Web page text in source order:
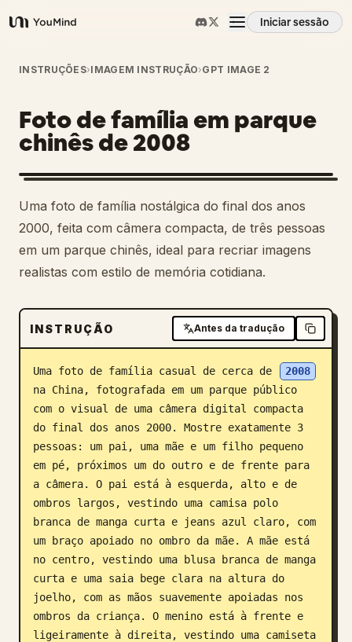
YouMind
Iniciar sessão
Visão geral
Casos de uso
Habilidades
Prompts
Preços
Transferir
Blogue
Atualizações
INSTRUÇÕES›IMAGEM INSTRUÇÃO›GPT IMAGE 2
Foto de família em parque
chinês de 2008
Uma foto de família nostálgica do final dos anos
2000, feita com câmera compacta, de três pessoas
em um parque chinês, ideal para recriar imagens
realistas com estilo de memória cotidiana.
INSTRUÇÃO Antes da tradução
Uma foto de família casual de cerca de
2008
na China, fotografada em um parque público
com o visual de uma câmera digital compacta
do final dos anos 2000. Mostre exatamente 3
pessoas: um pai, uma mãe e um filho pequeno
em pé, próximos um do outro e de frente para
a câmera. O pai está à esquerda, alto e de
ombros largos, vestindo uma camisa polo
branca de manga curta e jeans azul claro, com
um braço apoiado no ombro da mãe. A mãe está
no centro, vestindo uma blusa branca de manga
curta e uma saia bege clara na altura do
joelho, com as mãos suavemente apoiadas nos
ombros da criança. O menino está à frente e
ligeiramente à direita, vestindo uma camiseta